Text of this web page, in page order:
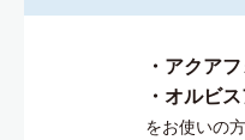
・アクア
・オルビ
をお使いの